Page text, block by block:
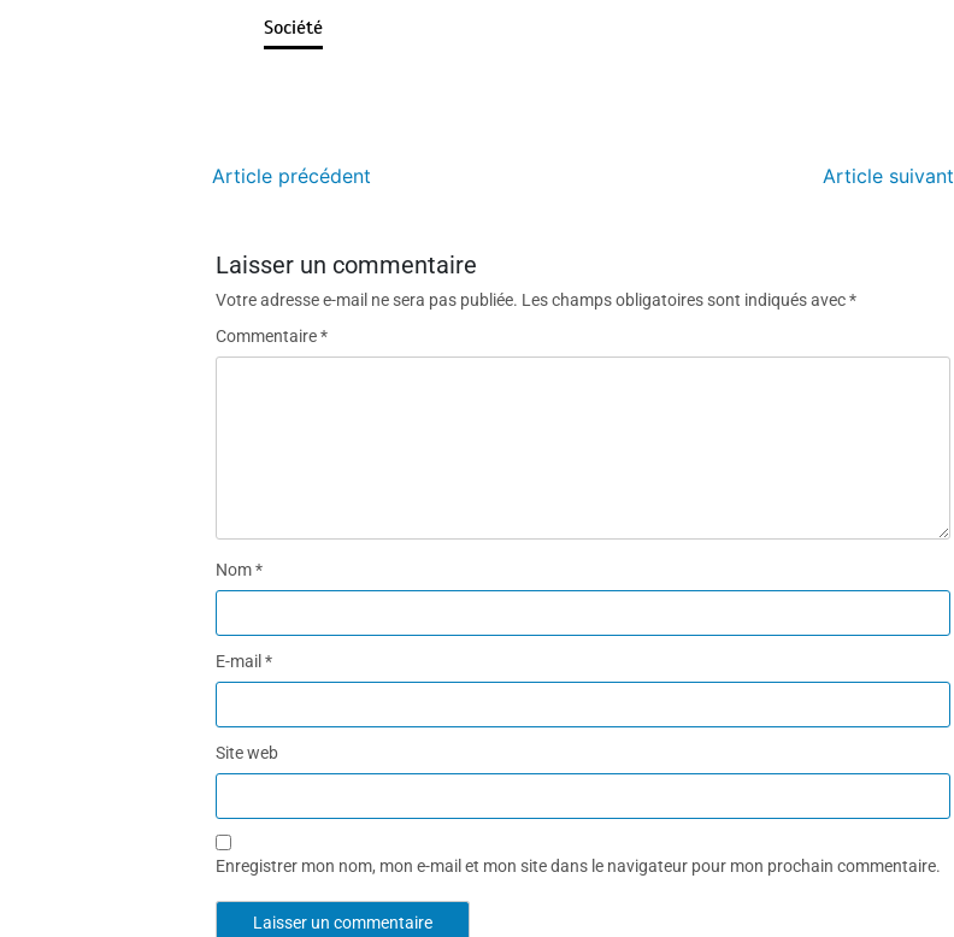
Société
Article précédent Article suivant
Laisser un commentaire
Votre adresse e-mail ne sera pas publiée. Les champs obligatoires sont indiqués avec*
Commentaire*
Nom*
E-mail *
Site web
Enregistrer mon nom, mon e-mail et mon site dans le navigateur pour mon prochain commentaire.